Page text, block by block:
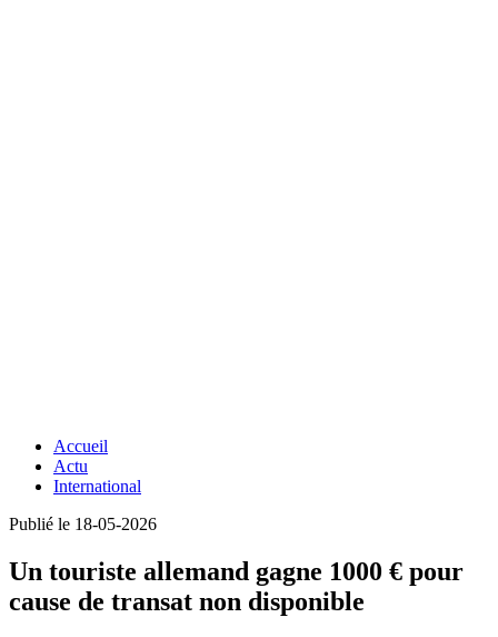
Accueil
Actu
International
Publié le 18-05-2026
Un touriste allemand gagne 1000 € pour
cause de transat non disponible